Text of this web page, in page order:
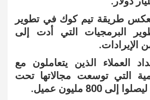
تعكس طريقة تيم كوك في تطوير
البرمجيات التي أدت إلى
الإيرادات.
العملاء الذين يتعاملون مع
التي توسعت مجالاتها تحت
800 مليون عميل.